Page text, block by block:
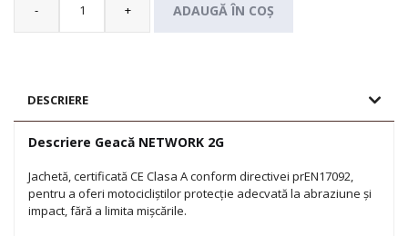
-
Cantitate
Geacă
+ ADAUGĂ ÎN COȘ
DESCRIERE
Descriere Geacă NETWORK 2G
Jachetă, certificată CE Clasa A conform directivei prEN17092,
pentru a oferi motocicliștilor protecție adecvată la abraziune și
impact, fără a limita mișcările.